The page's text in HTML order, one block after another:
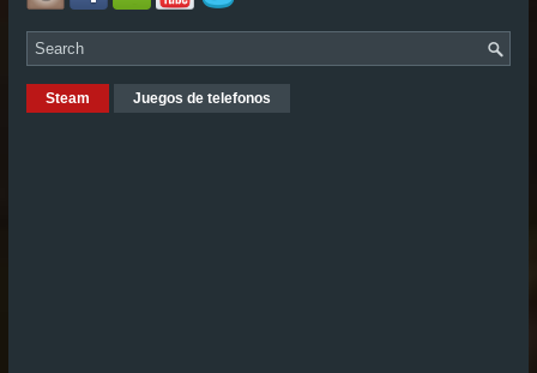
Steam Juegos de telefonos